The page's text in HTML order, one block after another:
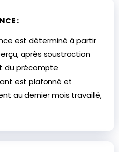
:
est déterminé à partir
après soustraction
du précompte
est plafonné et
au dernier mois travaillé,